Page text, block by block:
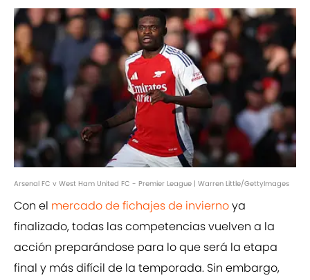
Arsenal FC v West Ham United FC - Premier League | Warren Little/GettyImages
Con el mercado de fichajes de inviernoya
finalizado, todas las competencias vuelven a la
acción preparándose para lo que será la etapa
final y más difícil de la temporada. Sin embargo,